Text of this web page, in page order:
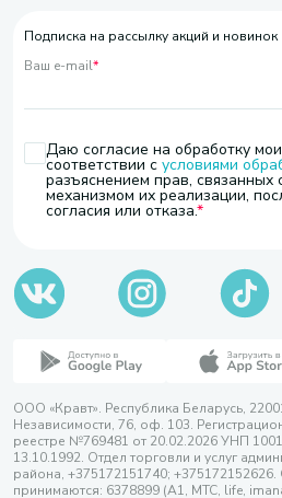
Подписка на рассылку акций и новинок
Ваш e-mail*
Даю согласие на обработку
соответствии с условиями
разъяснением прав, связанных
механизмом их реализации,
согласия или отказа.
ООО «Кравт». Республика Беларусь,
Независимости, 76, оф. 103.
реестре №769481 от 20.02.2026 УНП
13.10.1992. Отдел торговли и услуг
района, +375172151740;
принимаются: 6378899 (А1, МТС, life,